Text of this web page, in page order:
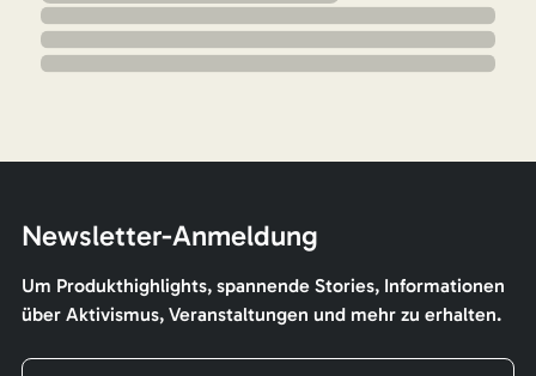
Newsletter-Anmeldung
Um Produkthighlights, spannende Stories, Informationen
über Aktivismus, Veranstaltungen und mehr zu erhalten.